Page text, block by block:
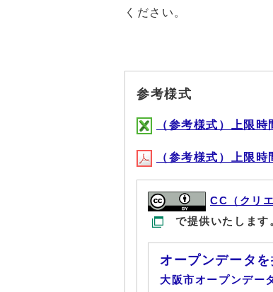
ください。
参考様式
（参考様式）上限
（参考様式）上限
CC（クリ
で提供いたします
オープンデータを
大阪市オープンデー